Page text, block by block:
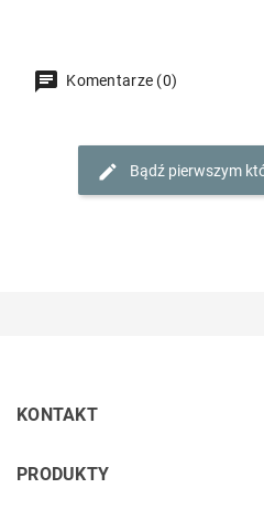
Komentarze (0)
Bądź pierwszym
KONTAKT
PRODUKTY